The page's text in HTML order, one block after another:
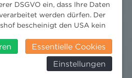
Nachrichten
DSGVO ein, dass Ihre Daten
werden dürfen. Der
bescheinigt den USA kein
dass ihre Daten durch US-
und zu
verarbeitet werden und
Essentielle Cookies
Einstellungen